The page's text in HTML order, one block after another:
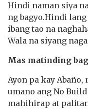
Hindi naman siya
ng bagyo.Hindi
ibang tao na
Wala na siyang
Mas matinding
Ayon pa kay
umano ang No
mahihirap at